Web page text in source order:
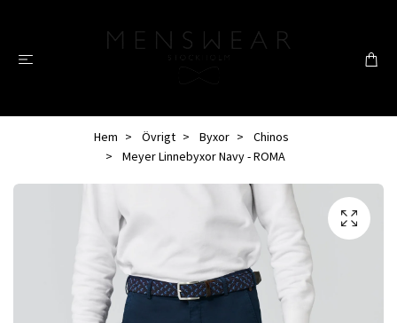
Hem Övrigt Byxor
Chinos
Meyer Linnebyxor Navy - ROMA